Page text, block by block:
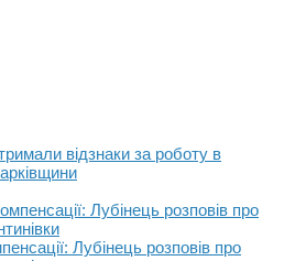
відзнаки за роботу в
Лубінець розповів про